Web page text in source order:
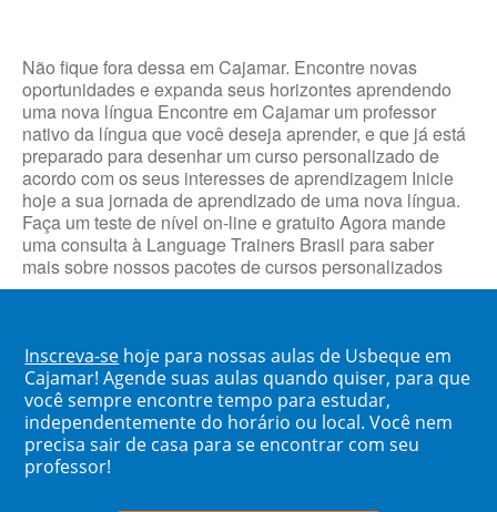
Não fique fora dessa em Cajamar. Encontre novas
oportunidades e expanda seus horizontes aprendendo
uma nova língua Encontre em Cajamar um professor
nativo da língua que você deseja aprender, e que já está
preparado para desenhar um curso personalizado de
acordo com os seus interesses de aprendizagem Inicie
hoje a sua jornada de aprendizado de uma nova língua.
Faça um teste de nível on-line e gratuito Agora mande
uma consulta à Language Trainers Brasil para saber
mais sobre nossos pacotes de cursos personalizados
Inscreva-se hoje para nossas aulas de Usbeque em
Cajamar! Agende suas aulas quando quiser, para que
você sempre encontre tempo para estudar,
independentemente do horário ou local. Você nem
precisa sair de casa para se encontrar com seu
professor!